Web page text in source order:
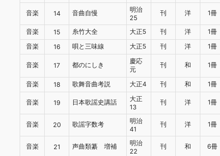
音楽 14 音曲自慢
明治
25
刊 洋 1冊
音楽 15 糸竹大全 大正5 刊 洋
1冊
音楽
16 唄と三味線 大正5 刊 洋 1冊
音楽 17 都のにしき
慶応
元
刊 和 1冊
音楽 18 歌舞音曲考説 大正4 刊 和 1冊
音楽 19 日本歌謡史講話
大正
13
刊 洋 1冊
音楽 20 歌謡字数考
明治
41
刊 洋 1冊
音楽 21 声曲類纂 増補
明治
22
刊 和 6冊